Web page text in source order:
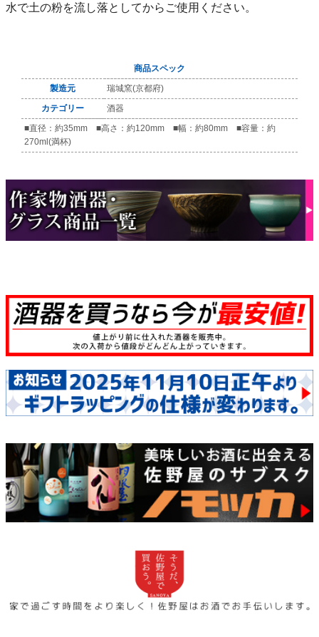
水で土の粉を流し落としてからご使用ください。
商品スペック
製造元
瑞城窯(京都府)
カテゴリー
酒器
■直径：約35mm ■高さ：約120mm ■幅：約80mm ■容量：約
270ml(満杯)